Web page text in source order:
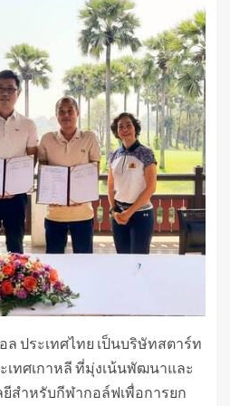
ประเทศไทย เป็นบริษัทสตาร์ท
ทศเกาหลี ที่มุ่งเน้นพัฒนาและ
สำหรับกีฬากอล์ฟเพื่อการยก